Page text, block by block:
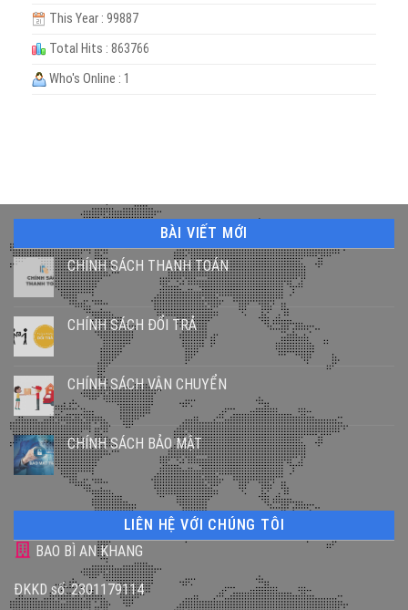
This Year : 99887
Total Hits : 863766
Who's Online : 1
BÀI VIẾT MỚI
CHÍNH SÁCH THANH TOÁN
CHÍNH SÁCH ĐỔI TRẢ
CHÍNH SÁCH VẬN CHUYỂN
CHÍNH SÁCH BẢO MẬT
LIÊN HỆ VỚI CHÚNG TÔI
BAO BÌ AN KHANG
ĐKKD số: 2301179114